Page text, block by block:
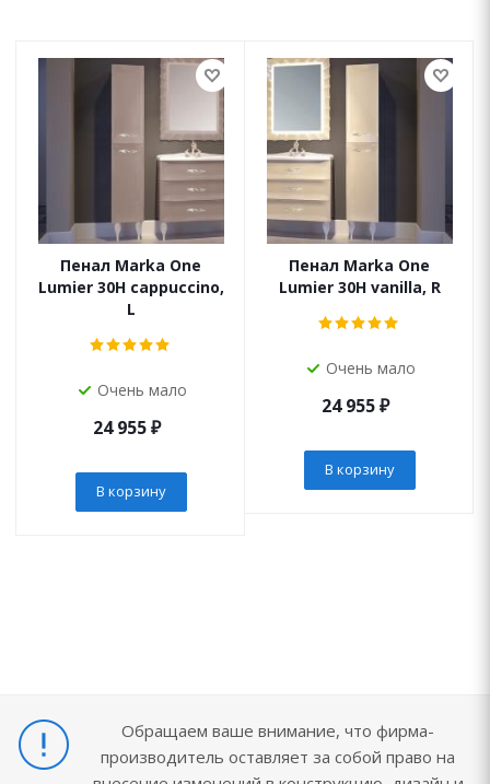
Пенал Marka One
Lumier 30Н cappuccino,
L
Очень мало
24 955₽
В корзину
Пенал Marka One
Lumier 30Н vanilla, R
Очень мало
24 955₽
В корзину
Обращаем ваше внимание, что фирма-
производитель оставляет за собой право на